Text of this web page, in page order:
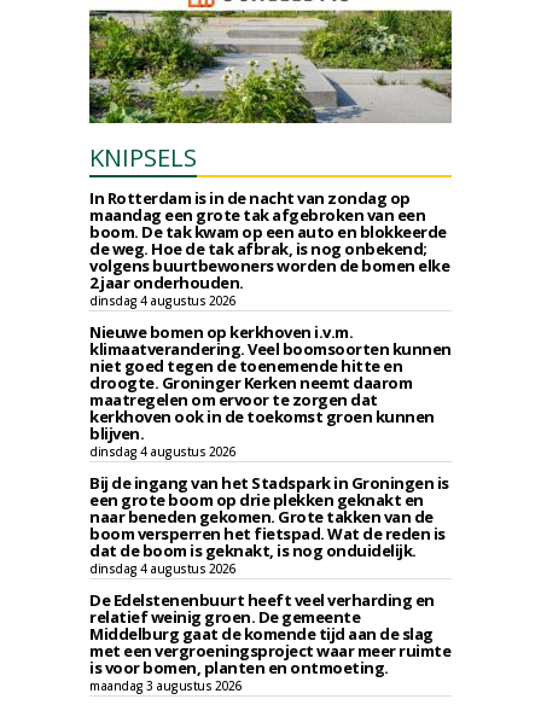
KNIPSELS
In Rotterdam is in de nacht van zondag op
maandag een grote tak afgebroken van een
boom. De tak kwam op een auto en blokkeerde
de weg. Hoe de tak afbrak, is nog onbekend;
volgens buurtbewoners worden de bomen elke
2 jaar onderhouden.
dinsdag 4 augustus 2026
Nieuwe bomen op kerkhoven i.v.m.
klimaatverandering. Veel boomsoorten kunnen
niet goed tegen de toenemende hitte en
droogte. Groninger Kerken neemt daarom
maatregelen om ervoor te zorgen dat
kerkhoven ook in de toekomst groen kunnen
blijven.
dinsdag 4 augustus 2026
Bij de ingang van het Stadspark in Groningen is
een grote boom op drie plekken geknakt en
naar beneden gekomen. Grote takken van de
boom versperren het fietspad. Wat de reden is
dat de boom is geknakt, is nog onduidelijk.
dinsdag 4 augustus 2026
De Edelstenenbuurt heeft veel verharding en
relatief weinig groen. De gemeente
Middelburg gaat de komende tijd aan de slag
met een vergroeningsproject waar meer ruimte
is voor bomen, planten en ontmoeting.
maandag 3 augustus 2026